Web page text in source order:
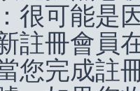
很可能是
註冊會員
您完成註